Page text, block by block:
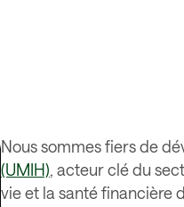
Nous sommes fiers de
(UMIH), acteur clé du
vie et la santé financière